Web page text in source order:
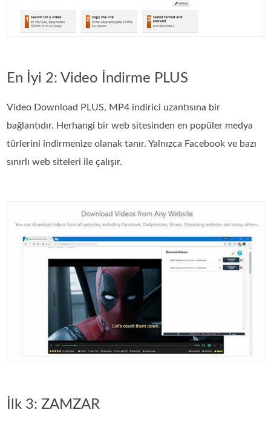
En İyi 2: Video İndirme PLUS
Video Download PLUS, MP4 indirici uzantısına bir
bağlantıdır. Herhangi bir web sitesinden en popüler medya
türlerini indirmenize olanak tanır. Yalnızca Facebook ve bazı
sınırlı web siteleri ile çalışır.
İlk 3: ZAMZAR